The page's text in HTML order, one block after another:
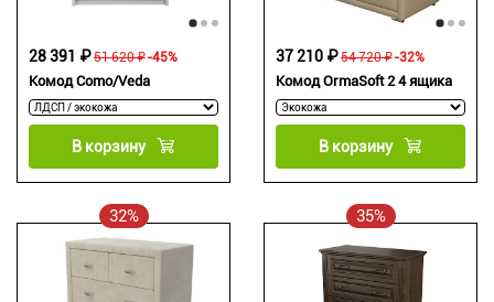
Комод Como/Veda
51 620 ₽
28 391 ₽ -45%
В корзину
Комод OrmaSoft 2 4 ящика
54 720 ₽
37 210 ₽ -32%
В корзину
32% 35%